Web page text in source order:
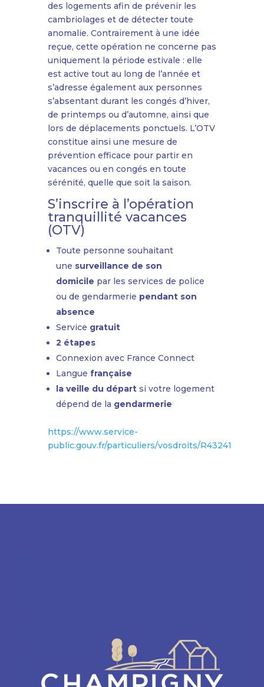
des logements afin de prévenir les
cambriolages et de détecter toute
anomalie. Contrairement à une idée
reçue, cette opération ne concerne pas
uniquement la période estivale : elle
est active tout au long de l’année et
s’adresse également aux personnes
s’absentant durant les congés d’hiver,
de printemps ou d’automne, ainsi que
lors de déplacements ponctuels. L’OTV
constitue ainsi une mesure de
prévention efficace pour partir en
vacances ou en congés en toute
sérénité, quelle que soit la saison.
S’inscrire à l’opération
tranquillité vacances
(OTV)
Toute personne souhaitant
une surveillance de son
domicile par les services de police
ou de gendarmerie pendant son
absence
Service gratuit
2 étapes
Connexion avec France Connect
Langue française
la veille du départsi votre logement
dépend de la gendarmerie
https://www.service-
public.gouv.fr/particuliers/vosdroits/R43241